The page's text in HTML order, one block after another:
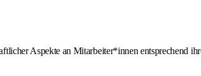
Aspekte an Mitarbeiter*innen entsprechend